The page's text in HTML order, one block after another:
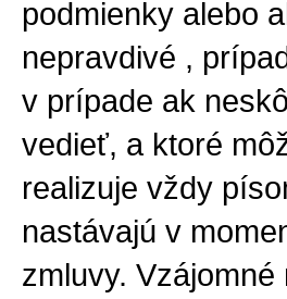
podmienky alebo
nepravdivé ,
v prípade ak
vedieť, a ktoré
realizuje vždy
nastávajú v
zmluvy.